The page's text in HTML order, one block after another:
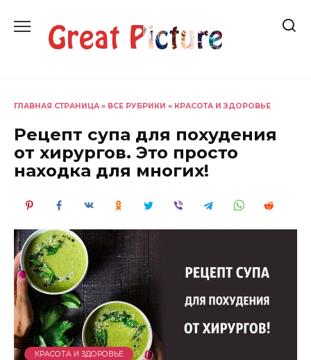
содержанию
ГЛАВНАЯ СТРАНИЦА » ВСЕ РУБРИКИ » КРАСОТА И ЗДОРОВЬЕ
Рецепт супа для похудения
от хирургов. Это просто
находка для многих!
КРАСОТА И ЗДОРОВЬЕ